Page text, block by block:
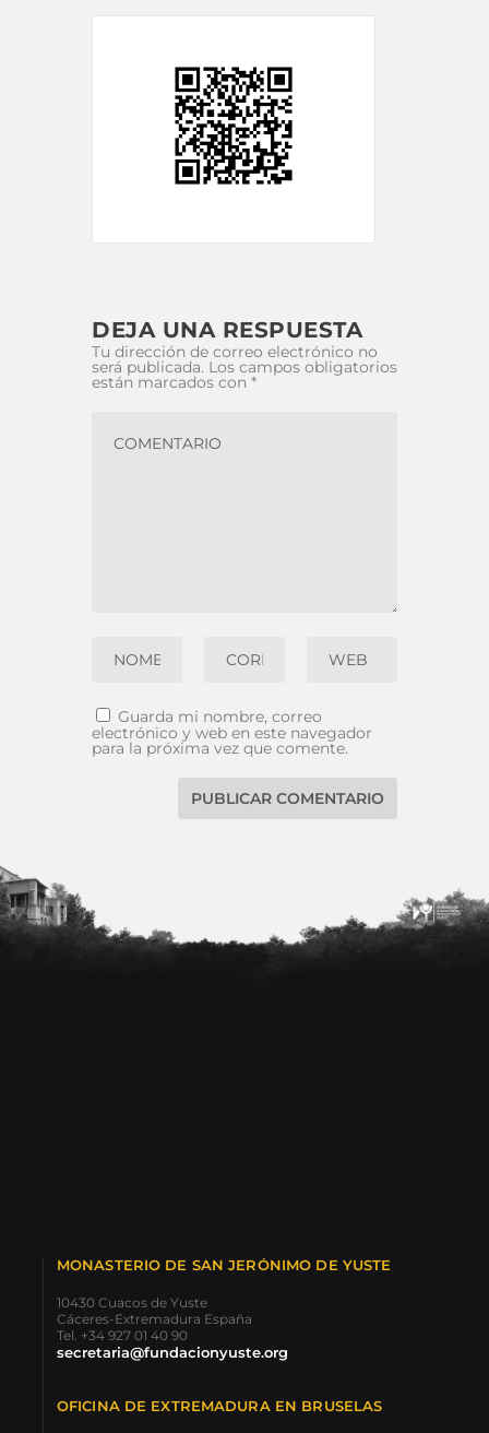
DEJA UNA RESPUESTA
Tu dirección de correo electrónico no
será publicada. Los campos obligatorios
están marcados con *
Guarda mi nombre, correo
electrónico y web en este navegador
para la próxima vez que comente.
MONASTERIO DE SAN JERÓNIMO DE YUSTE
10430 Cuacos de Yuste
Cáceres-Extremadura España
Tel. +34 927 01 40 90
secretaria@fundacionyuste.org
OFICINA DE EXTREMADURA EN BRUSELAS